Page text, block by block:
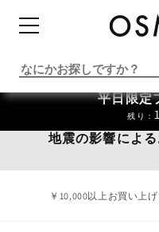
ンツに
進む
カテゴリーでさがす
新入荷商品
商品動画で探す
平日限定
残り：
地震の影響によ
￥10,000以上お買い上